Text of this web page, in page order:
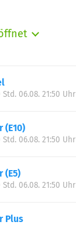
Std. 06.08. 21:50 Uhr
(E10)
Std. 06.08. 21:50 Uhr
(E5)
Std. 06.08. 21:50 Uhr
Plus